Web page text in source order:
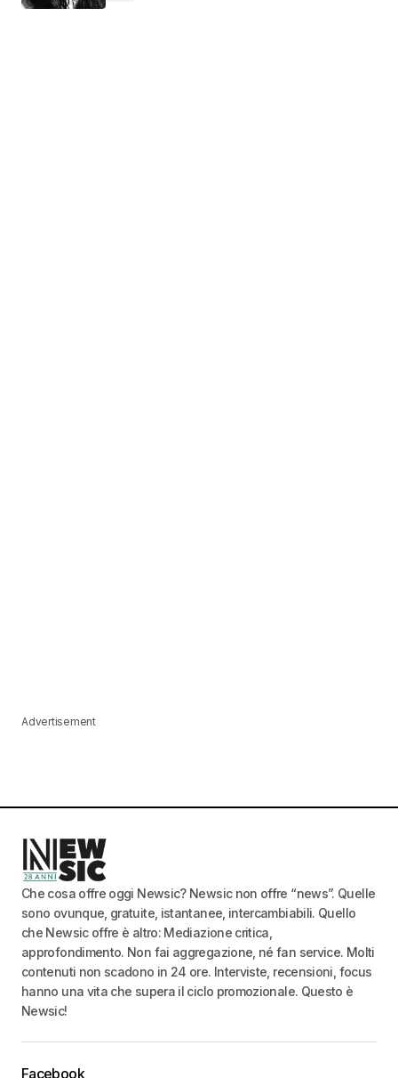
Advertisement
Che cosa offre oggi Newsic? Newsic non offre “news”. Quelle
sono ovunque, gratuite, istantanee, intercambiabili. Quello
che Newsic offre è altro: Mediazione critica,
approfondimento. Non fai aggregazione, né fan service. Molti
contenuti non scadono in 24 ore. Interviste, recensioni, focus
hanno una vita che supera il ciclo promozionale. Questo è
Newsic!
Facebook